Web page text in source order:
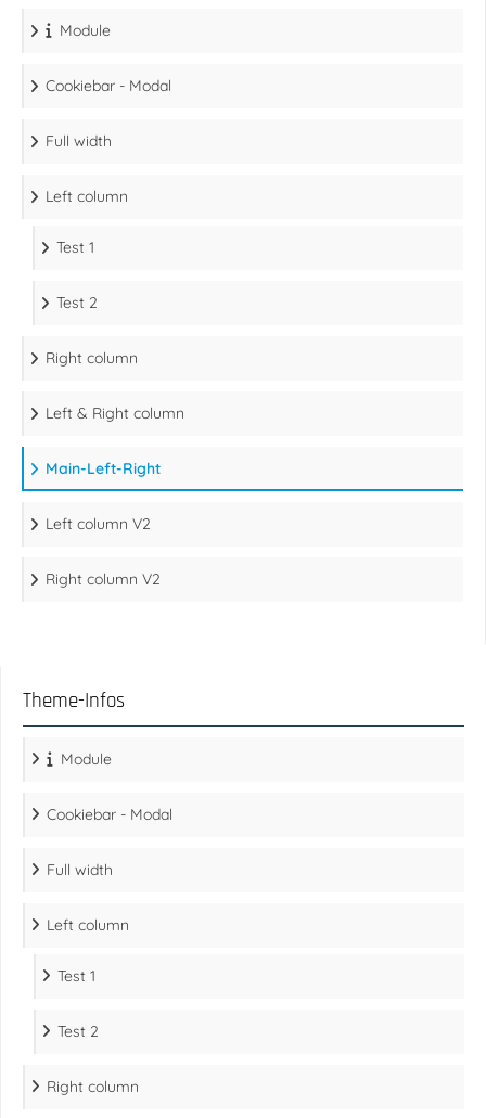
Module
Cookiebar - Modal
Full width
Left column
Test 1
Test 2
Right column
Left & Right column
Main-Left-Right
Left column V2
Right column V2
Theme-Infos
Module
Cookiebar - Modal
Full width
Left column
Test 1
Test 2
Right column